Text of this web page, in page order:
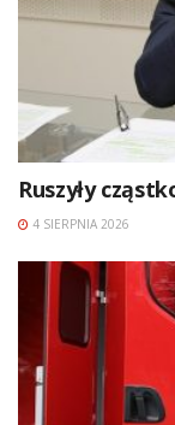
Ruszyły
4 SIERPNIA 2026